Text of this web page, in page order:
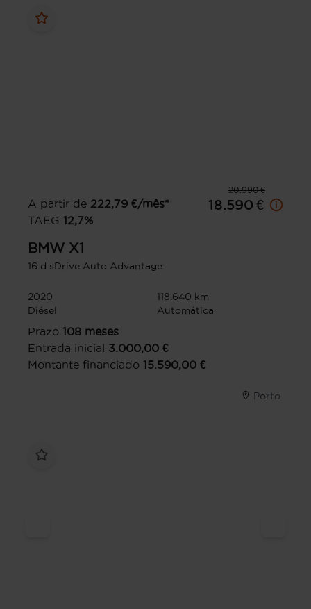
20.990 €
A partir de 222,79 €/mês*
TAEG 12,7%
18.590 €
BMW X1
16 d sDrive Auto Advantage
2020
118.640 km
Diésel
Automática
Prazo 108 meses
Entrada inicial 3.000,00 €
Montante financiado 15.590,00 €
Porto